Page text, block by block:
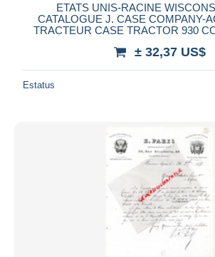
ETATS UNIS-RACINE
CATALOGUE J. CASE COMPANY-
TRACTEUR CASE TRACTOR 930
± 32,37 US$
Estatus